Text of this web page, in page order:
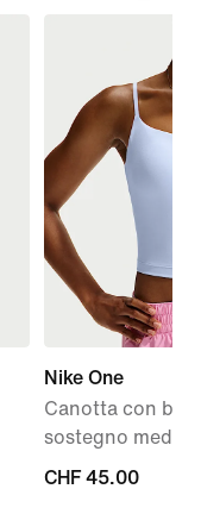
Nike One
Canotta con bra
sostegno medio
CHF
CHF 45.00